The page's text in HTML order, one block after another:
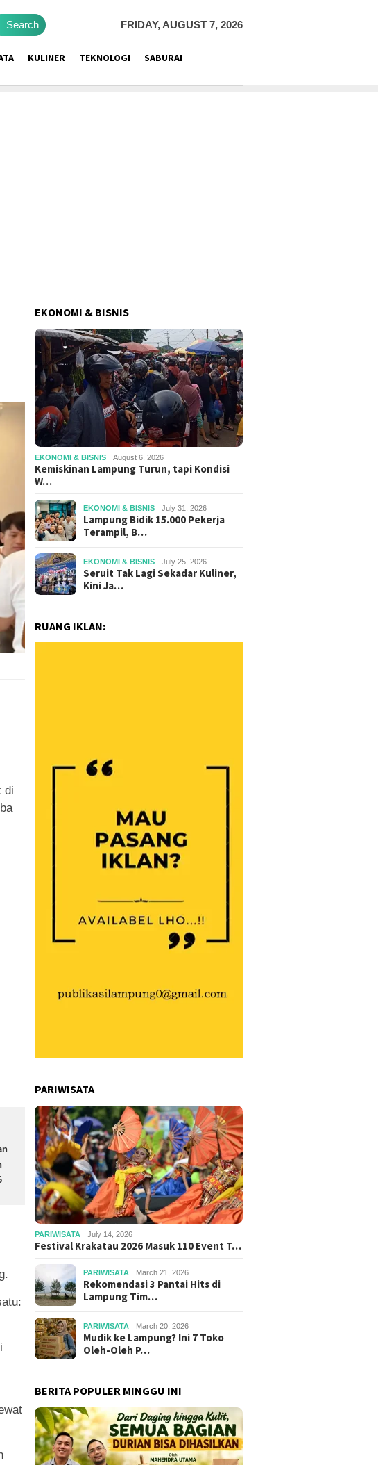
Search FRIDAY, AUGUST 7, 2026
KULINER TEKNOLOGI SABURAI
di
EKONOMI & BISNIS
EKONOMI & BISNIS August 6, 2026
Kemiskinan Lampung Turun, tapi Kondisi
W…
EKONOMI & BISNIS July 31, 2026
Lampung Bidik 15.000 Pekerja
Terampil, B…
EKONOMI & BISNIS July 25, 2026
Seruit Tak Lagi Sekadar Kuliner,
Kini Ja…
RUANG IKLAN:
PARIWISATA
PARIWISATA July 14, 2026
Festival Krakatau 2026 Masuk 110 Event T…
PARIWISATA March 21, 2026
Rekomendasi 3 Pantai Hits di
Lampung Tim…
PARIWISATA March 20, 2026
Mudik ke Lampung? Ini 7 Toko
Oleh-Oleh P…
BERITA POPULER MINGGU INI